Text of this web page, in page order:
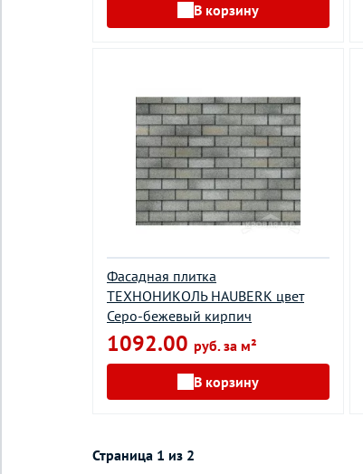
В корзину
Фасадная плитка
ТEХНОНИКОЛЬ HAUBERK цвет
Серо-бежевый кирпич
1092.00 руб. за м²
В корзину
Страница 1 из 2